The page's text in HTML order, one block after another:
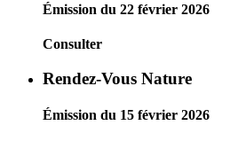
Émission du 22 février 2026
Consulter
Rendez-Vous Nature
Émission du 15 février 2026